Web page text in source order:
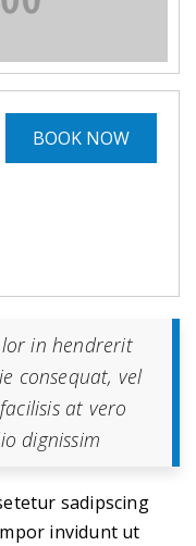
BOOK NOW
in hendrerit
consequat, vel
at vero
dignissim
sadipscing
invidunt ut